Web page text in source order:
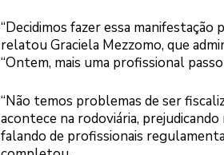
“Decidimos fazer essa
relatou Graciela Mezzomo, que
“Ontem, mais uma profissional
“Não temos problemas de ser
acontece na rodoviária,
falando de profissionais